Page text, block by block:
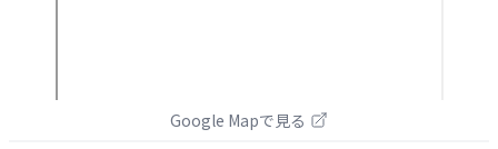
Google Mapで見る